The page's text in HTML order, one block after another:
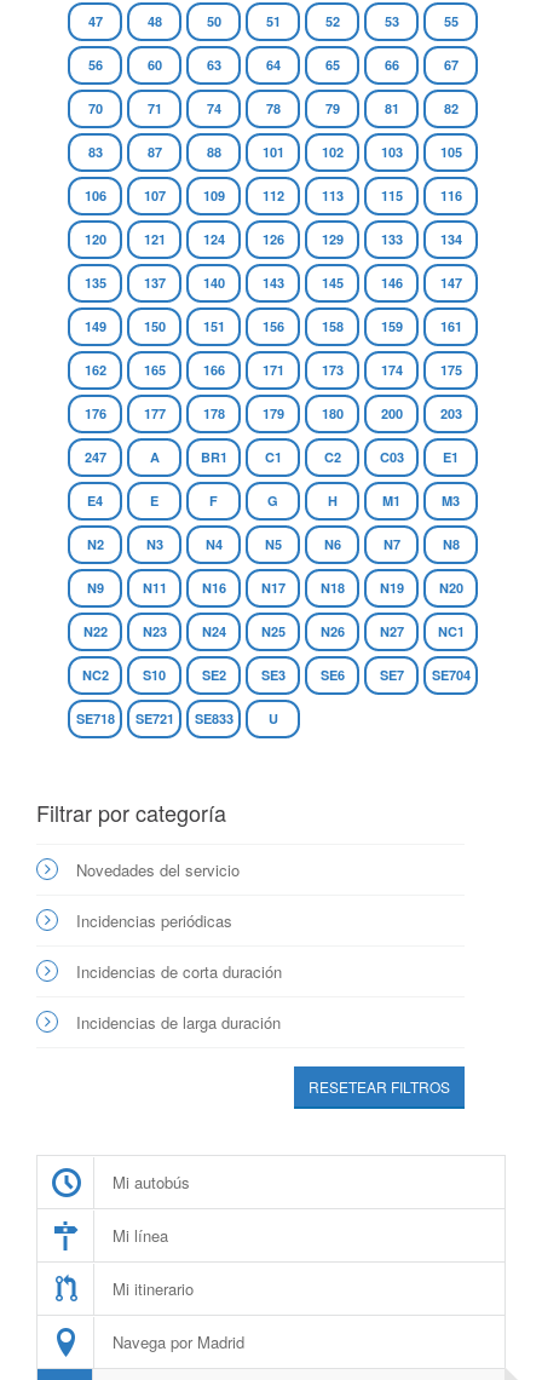
47 48 50 51 52 53 55
56 60 63 64 65 66 67
70 71 74 78 79 81 82
83 87 88 101 102 103 105
106 107 109 112 113 115 116
120 121 124 126 129 133 134
135 137 140 143 145 146 147
149 150 151 156 158 159 161
162 165 166 171 173 174 175
176 177 178 179 180 200 203
247 A BR1 C1 C2 C03 E1
E4 E F G H M1 M3
N2 N3 N4 N5 N6 N7 N8
N9 N11 N16 N17 N18 N19 N20
N22 N23 N24 N25 N26 N27 NC1
NC2 S10 SE2 SE3 SE6 SE7 SE704
SE718 SE721 SE833 U
Filtrar por categoría
Novedades del servicio
Incidencias periódicas
Incidencias de corta duración
Incidencias de larga duración
RESETEAR FILTROS
Mi autobús
Mi línea
Mi itinerario
Navega por Madrid